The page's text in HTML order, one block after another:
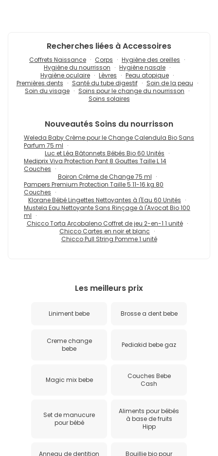
Recherches liées à Accessoires
Coffrets Naissance Corps
Hygiène des oreilles
Hygiène du nourrisson
Hygiène nasale
Hygiène oculaire
Lèvres
Peau atopique
Premières dents
Santé du tube digestif
Soin de la peau
Soin du visage
Soins pour le change du nourrisson
Soins solaires
Nouveautés Soins du nourrisson
Weleda Baby Crème pour le Change Calendula Bio Sans
Parfum 75 ml
Luc et Léa Bâtonnets Bébés Bio 60 Unités
Mediprix Viva Protection Pant 8 Gouttes Taille L 14
Couches
Boiron Crème de Change 75 ml
Pampers Premium Protection Taille 5 11-16 kg 80
Couches
Klorane Bébé Lingettes Nettoyantes à l'Eau 60 Unités
Mustela Eau Nettoyante Sans Rinçage à l'Avocat Bio 100
ml
Chicco Torta Arcobaleno Coffret de jeu 2-en-1 1 unité
Chicco Cartes en noir et blanc
Chicco Pull String Pomme 1 unité
Les meilleurs prix
Liniment bebe Brosse a dent bebe
Creme change
bebe
Pediakid bebe gaz
Magic mix bebe
Couches Bebe
Cash
Set de manucure
pour bébé
Aliments pour bébés
à base de fruits
Hipp
Anneau de dentition
Bouillie bio pour